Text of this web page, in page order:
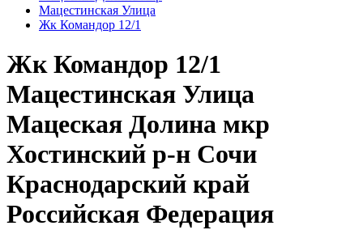
Мацестинская Улица
Жк Командор 12/1
Жк Командор 12/1
Мацестинская Улица
Мацеская Долина мкр
Хостинский р-н Сочи
Краснодарский край
Российская Федерация